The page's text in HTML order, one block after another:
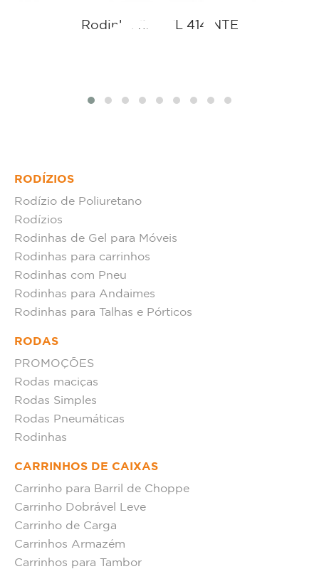
Rodinha fixa. FL 414 NTE
RODÍZIOS
Rodízio de Poliuretano
Rodízios
Rodinhas de Gel para Móveis
Rodinhas para carrinhos
Rodinhas com Pneu
Rodinhas para Andaimes
Rodinhas para Talhas e Pórticos
RODAS
PROMOÇÕES
Rodas maciças
Rodas Simples
Rodas Pneumáticas
Rodinhas
CARRINHOS DE CAIXAS
Carrinho para Barril de Choppe
Carrinho Dobrável Leve
Carrinho de Carga
Carrinhos Armazém
Carrinhos para Tambor